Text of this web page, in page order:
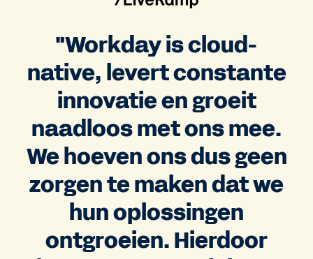
"Workday is cloud-
native, levert constante
innovatie en groeit
naadloos met ons mee.
We hoeven ons dus geen
zorgen te maken dat we
hun oplossingen
ontgroeien. Hierdoor